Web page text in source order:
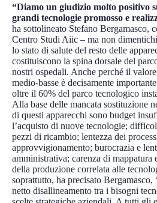
“Diamo un giudizio molto positivo
grandi tecnologie promosso e
ha sottolineato Stefano Bergamasco,
Centro Studi Aiic – ma non
lo stato di salute del resto delle
costituiscono la spina dorsale del
nostri ospedali. Anche perché il
medio-basse è decisamente
oltre il 60% del parco tecnologico
Alla base delle mancata sostituzione
di questi apparecchi sono budget
l’acquisto di nuove tecnologie;
pezzi di ricambio; lentezza dei
approvvigionamento; burocrazia e
amministrativa; carenza di mappatura
della produzione correlata alle
soprattutto, ha precisato Bergamasco,
netto disallineamento tra i bisogni